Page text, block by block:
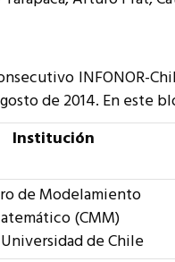
INFONOR-
de 2014. En este
Institución
de Modelamiento
(CMM)
de Chile